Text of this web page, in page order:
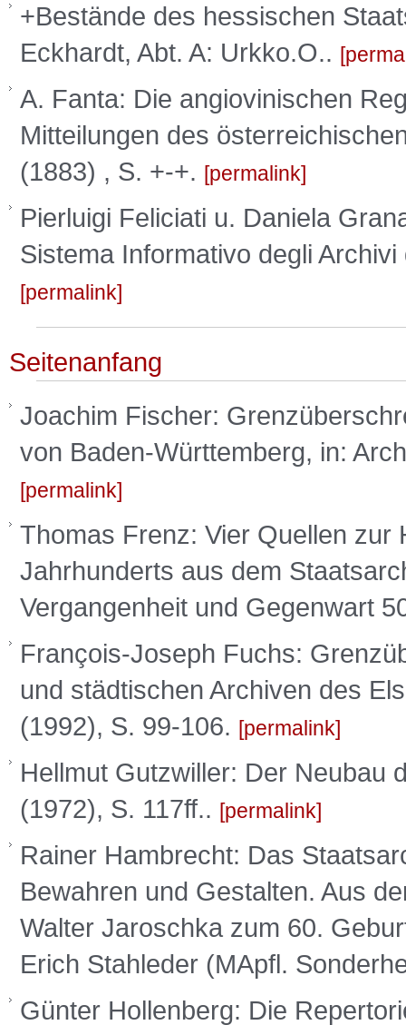
+Bestände des hessischen
Eckhardt, Abt. A: Urkko.O..
A. Fanta: Die angiovinischen
Mitteilungen des
(1883) , S. +-+.
permalink
Pierluigi Feliciati u. Daniela
Sistema Informativo degli
permalink
Seitenanfang
Joachim Fischer:
von Baden-Württemberg, in:
permalink
Thomas Frenz: Vier Quellen zur
Jahrhunderts aus dem
Vergangenheit und Gegenwart
François-Joseph Fuchs:
und städtischen Archiven des
(1992), S. 99-106.
permalink
Hellmut Gutzwiller: Der Neubau
(1972), S. 117ff..
permalink
Rainer Hambrecht: Das
Bewahren und Gestalten. Aus
Walter Jaroschka zum 60.
Erich Stahleder (MApfl.
Günter Hollenberg: Die